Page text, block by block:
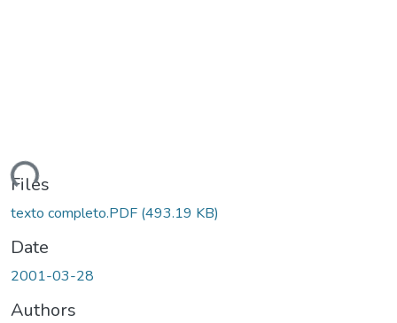
Files
texto completo.PDF (493.19 KB)
Date
2001-03-28
Authors